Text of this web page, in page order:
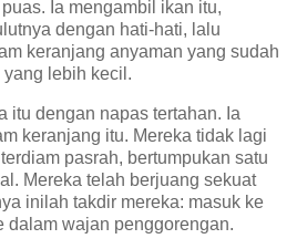
Ia mengambil ikan itu,
dengan hati-hati, lalu
keranjang anyaman yang sudah
lebih kecil.
itu dengan napas tertahan. Ia
keranjang itu. Mereka tidak lagi
pasrah, bertumpukan satu
Mereka telah berjuang sekuat
inilah takdir mereka: masuk ke
dalam wajan penggorengan.